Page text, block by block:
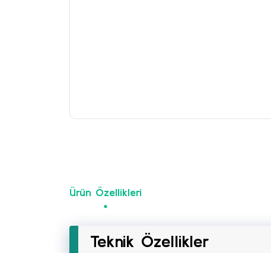
Ürün Özellikleri
Teknik Özellikler